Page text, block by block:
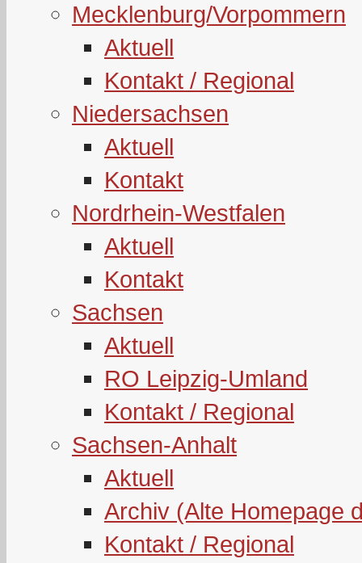
Mecklenburg/Vorpommern
Aktuell
Kontakt / Regional
Niedersachsen
Aktuell
Kontakt
Nordrhein-Westfalen
Aktuell
Kontakt
Sachsen
Aktuell
RO Leipzig-Umland
Kontakt / Regional
Sachsen-Anhalt
Aktuell
Archiv (Alte Homepage
Kontakt / Regional